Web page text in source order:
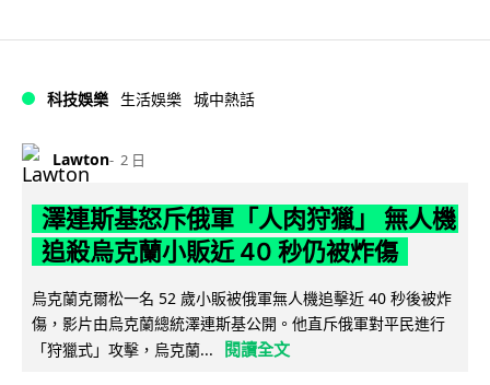
科技娛樂 生活娛樂 城中熱話
Lawton 2 日
澤連斯基怒斥俄軍「人肉狩獵」 無人機
追殺烏克蘭小販近 40 秒仍被炸傷
烏克蘭克爾松一名 52 歲小販被俄軍無人機追擊近 40 秒後被炸
傷，影片由烏克蘭總統澤連斯基公開。他直斥俄軍對平民進行
「狩獵式」攻擊，烏克蘭...
閱讀全文